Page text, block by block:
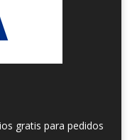
gratis para pedidos